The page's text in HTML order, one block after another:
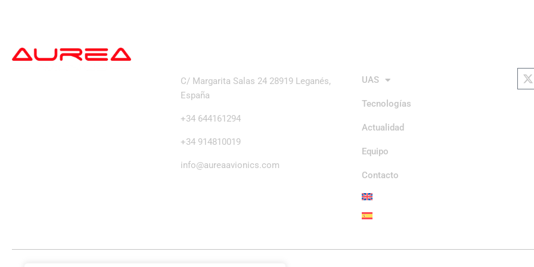
C/ Margarita Salas 24 28919 Leganés,
España
+34 644161294
+34 914810019
info@aureaavionics.com
UAS
Tecnologías
Actualidad
Equipo
Contacto